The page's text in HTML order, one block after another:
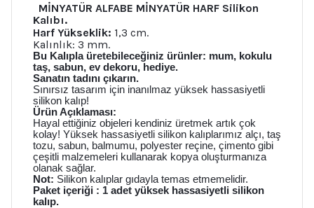
MİNYATÜR ALFABE MİNYATÜR HARF Silikon
Kalıbı.
Harf Yükseklik: 1,3 cm.
Kalınlık: 3 mm.​
Bu Kalıpla üretebileceğiniz ürünler: mum, kokulu
taş, sabun, ev dekoru, hediye.
Sanatın tadını çıkarın.
Sınırsız tasarım için inanılmaz yüksek hassasiyetli
silikon kalıp!
Ürün Açıklaması:
Hayal ettiğiniz objeleri kendiniz üretmek artık çok
kolay! Yüksek hassasiyetli silikon kalıplarımız alçı, taş
tozu, sabun, balmumu, polyester reçine, çimento gibi
çeşitli malzemeleri kullanarak kopya oluşturmanıza
olanak sağlar.
Not: Silikon kalıplar gıdayla temas etmemelidir.
Paket içeriği : 1 adet yüksek hassasiyetli silikon
kalıp.